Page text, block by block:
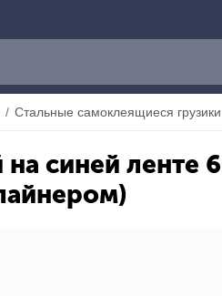
/ Стальные самоклеящиеся грузики
на синей ленте